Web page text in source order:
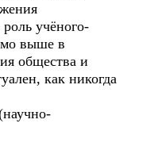
роль учёного-
выше в
общества и
как никогда